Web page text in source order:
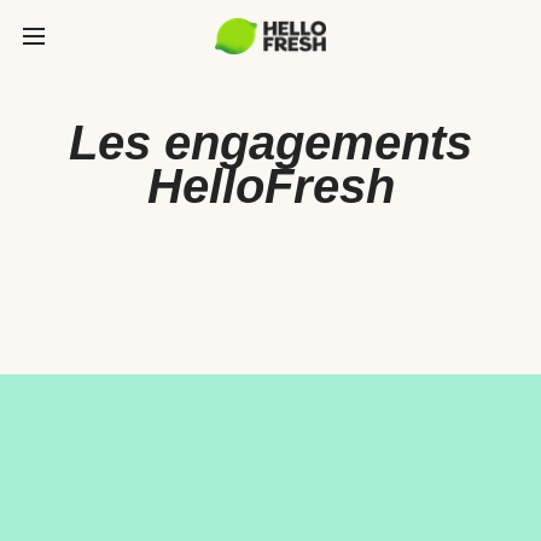
Les engagements
HelloFresh